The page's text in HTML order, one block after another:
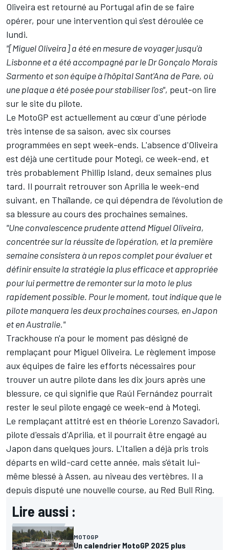
Oliveira est retourné au Portugal afin de se faire
opérer, pour une intervention qui s'est déroulée ce
lundi.
"[Miguel Oliveira] a été en mesure de voyager jusqu'à
Lisbonne et a été accompagné par le Dr Gonçalo Morais
Sarmento et son équipe à l'hôpital Sant'Ana de Pare, où
une plaque a été posée pour stabiliser l'os", peut-on lire
sur le site du pilote.
Le MotoGP est actuellement au cœur d'une période
très intense de sa saison, avec six courses
programmées en sept week-ends. L'absence d'Oliveira
est déjà une certitude pour Motegi, ce week-end, et
très probablement Phillip Island, deux semaines plus
tard. Il pourrait retrouver son Aprilia le week-end
suivant, en Thaïlande, ce qui dépendra de l'évolution de
sa blessure au cours des prochaines semaines.
"Une convalescence prudente attend Miguel Oliveira,
concentrée sur la réussite de l'opération, et la première
semaine consistera à un repos complet pour évaluer et
définir ensuite la stratégie la plus efficace et appropriée
pour lui permettre de remonter sur la moto le plus
rapidement possible. Pour le moment, tout indique que le
pilote manquera les deux prochaines courses, en Japon
et en Australie."
Trackhouse n'a pour le moment pas désigné de
remplaçant pour Miguel Oliveira. Le règlement impose
aux équipes de faire les efforts nécessaires pour
trouver un autre pilote dans les dix jours après une
blessure, ce qui signifie que Raúl Fernández pourrait
rester le seul pilote engagé ce week-end à Motegi.
Le remplaçant attitré est en théorie Lorenzo Savadori,
pilote d'essais d'Aprilia, et il pourrait être engagé au
Japon dans quelques jours. L'Italien a déjà pris trois
départs en wild-card cette année, mais s'était lui-
même blessé à Assen, au niveau des vertèbres. Il a
depuis disputé une nouvelle course, au Red Bull Ring.
Lire aussi :
MOTOGP
Un calendrier MotoGP 2025 plus